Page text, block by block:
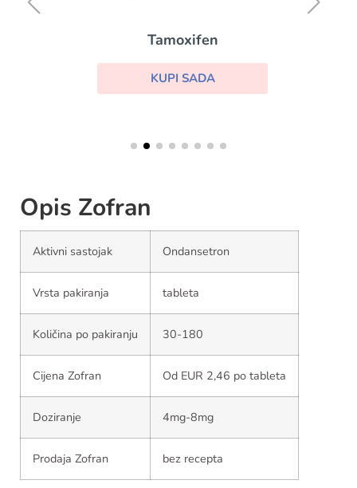
Tamoxifen
KUPI SADA
Opis Zofran
Aktivni sastojak Ondansetron
Vrsta pakiranja tableta
Količina po pakiranju 30-180
Cijena Zofran Od EUR 2,46 po tableta
Doziranje 4mg-8mg
Prodaja Zofran bez recepta